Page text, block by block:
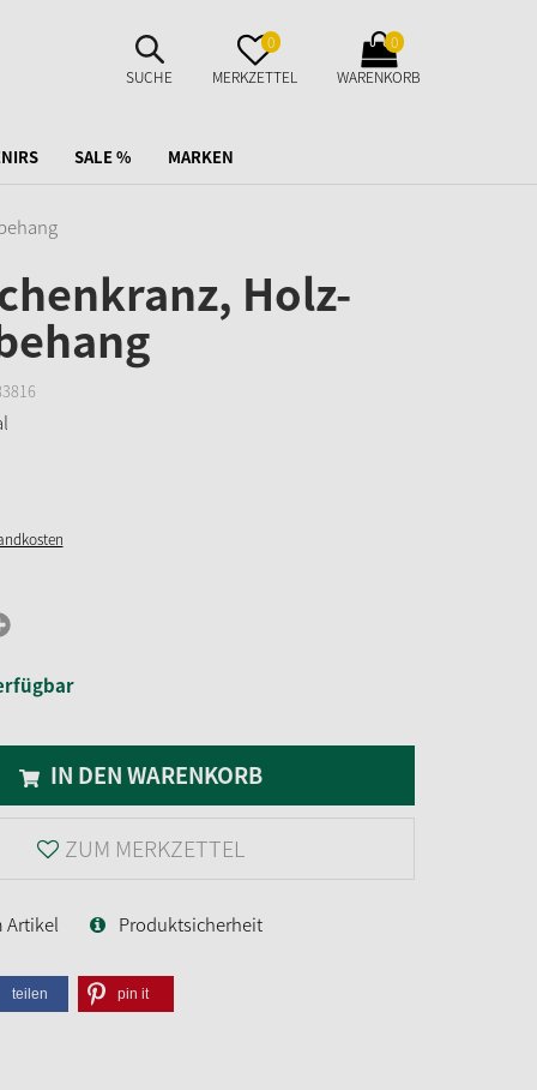
SUCHE
AUFKLAPPEN
SUCHE
MERKZETTEL
AUFKLAPPEN
0
MERKZETTEL
WARENKORB
AUFKLAPPEN
0
WARENKORB
SALE % MARKEN
Holz-
IN DEN WARENKORB
ZUM MERKZETTEL
Artikel Produktsicherheit
teilen pin it